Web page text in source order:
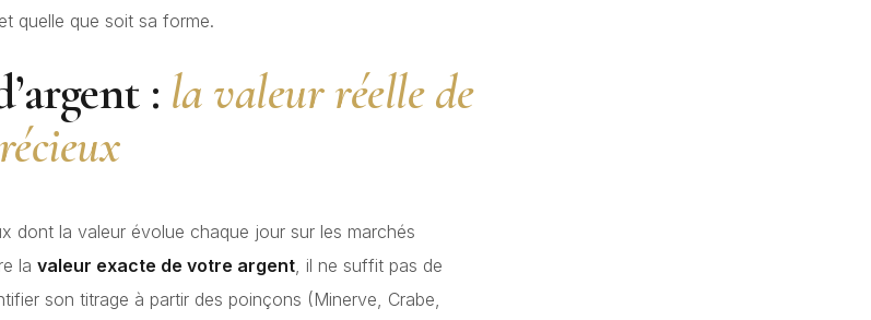
quelle que soit sa forme.
: la valeur réelle de
dont la valeur évolue chaque jour sur les marchés
lavaleur exacte de votre argent , il ne suffit pas de
son titrage à partir des poinçons (Minerve, Crabe,